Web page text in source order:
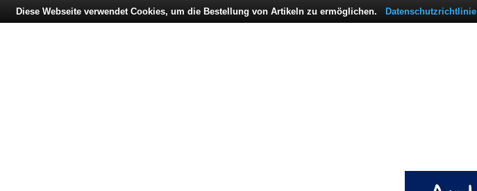
Diese Webseite verwendet Cookies, um die Bestellung von Artikeln zu ermöglichen. Datenschutzrichtlinie